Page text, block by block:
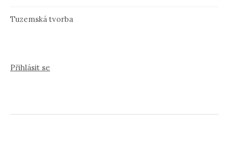
Tuzemská tvorba
Přihlásit se